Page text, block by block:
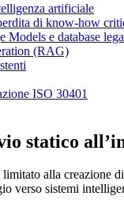
artificiale
di know-how
Models e database
(RAG)
ISO 30401
statico
alla creazione
verso sistemi